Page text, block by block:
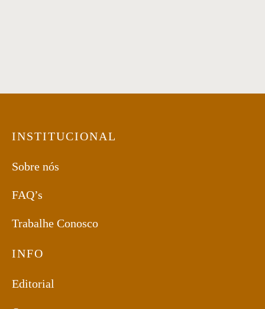
INSTITUCIONAL
Sobre nós
FAQ’s
Trabalhe Conosco
INFO
Editorial